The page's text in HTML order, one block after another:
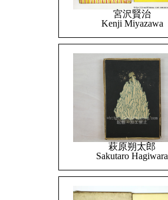
宮沢賢治
Kenji Miyazawa
萩原朔太郎
Sakutaro Hagiwara